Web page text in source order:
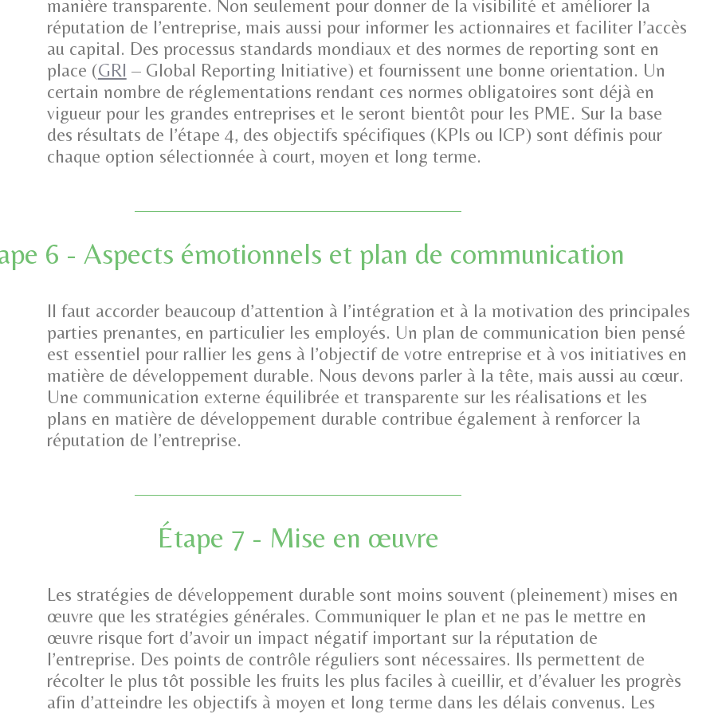
manière transparente. Non seulement pour donner de la visibilité et améliorer la
réputation de l’entreprise, mais aussi pour informer les actionnaires et faciliter l’accès
au capital. Des processus standards mondiaux et des normes de reporting sont en
place (GRI – Global Reporting Initiative) et fournissent une bonne orientation. Un
certain nombre de réglementations rendant ces normes obligatoires sont déjà en
vigueur pour les grandes entreprises et le seront bientôt pour les PME. Sur la base
des résultats de l’étape 4, des objectifs spécifiques (KPIs ou ICP) sont définis pour
chaque option sélectionnée à court, moyen et long terme.
6 - Aspects émotionnels et plan de communication
Il faut accorder beaucoup d’attention à l’intégration et à la motivation des principales
parties prenantes, en particulier les employés. Un plan de communication bien pensé
est essentiel pour rallier les gens à l’objectif de votre entreprise et à vos initiatives en
matière de développement durable. Nous devons parler à la tête, mais aussi au cœur.
Une communication externe équilibrée et transparente sur les réalisations et les
plans en matière de développement durable contribue également à renforcer la
réputation de l’entreprise.
Étape 7 - Mise en œuvre
Les stratégies de développement durable sont moins souvent (pleinement) mises en
œuvre que les stratégies générales. Communiquer le plan et ne pas le mettre en
œuvre risque fort d’avoir un impact négatif important sur la réputation de
l’entreprise. Des points de contrôle réguliers sont nécessaires. Ils permettent de
récolter le plus tôt possible les fruits les plus faciles à cueillir, et d’évaluer les progrès
afin d’atteindre les objectifs à moyen et long terme dans les délais convenus. Les